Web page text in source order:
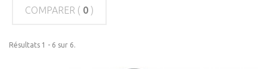
COMPARER ( 0 )
Résultats 1 - 6 sur 6.